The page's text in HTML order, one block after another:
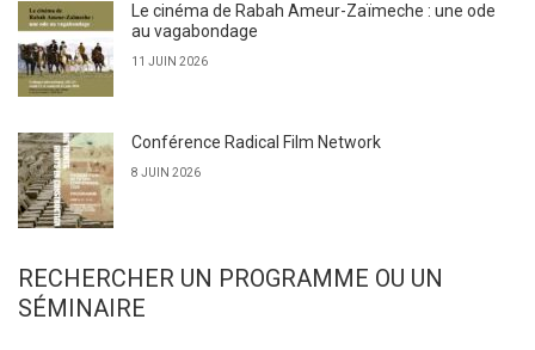
Le cinéma de Rabah Ameur-Zaïmeche : une ode
au vagabondage
11 JUIN 2026
Conférence Radical Film Network
8 JUIN 2026
RECHERCHER UN PROGRAMME OU UN
SÉMINAIRE